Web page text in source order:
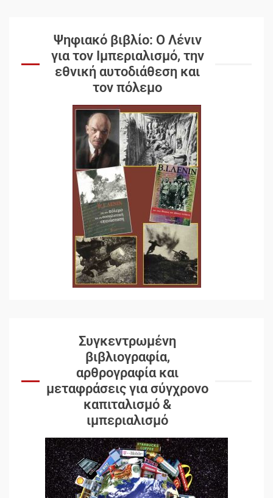
Ψηφιακό βιβλίο: Ο Λένιν
για τον Ιμπεριαλισμό, την
εθνική αυτοδιάθεση και
τον πόλεμο
Συγκεντρωμένη
βιβλιογραφία,
αρθρογραφία και
μεταφράσεις για σύγχρονο
καπιταλισμό &
ιμπεριαλισμό